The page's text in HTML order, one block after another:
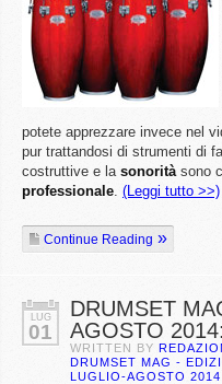
potete apprezzare invece nel
pur trattandosi di strumenti di
costruttive e la sonoritàsono
professionale. (Leggi tutto >>)
Continue Reading
LUG
01
DRUMSET
AGOSTO
WRITTEN BY
DRUMSET MAG -
LUGLIO-AGOSTO 2014